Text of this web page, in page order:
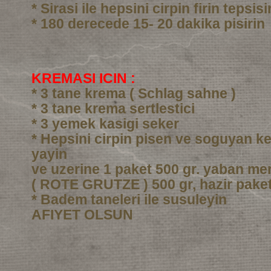
* Sirasi ile hepsini cirpin firin
* 180 derecede 15- 20 dakika pisirin
KREMASI ICIN :
* 3 tane krema ( Schlag sahne )
* 3 tane krema sertlestici
* 3 yemek kasigi seker
* Hepsini cirpin pisen ve soguyan
yayin
ve uzerine 1 paket 500 gr. yaban
( ROTE GRUTZE ) 500 gr, hazir
* Badem taneleri ile susuleyin
AFIYET OLSUN